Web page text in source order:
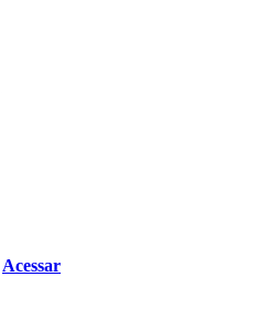
Acessar